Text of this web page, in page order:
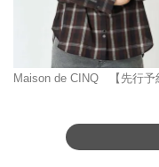
Maison de CINQ 【先行予